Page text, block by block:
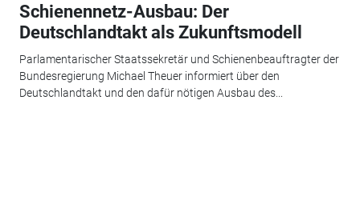
Schienennetz-Ausbau: Der
Deutschlandtakt als Zukunftsmodell
Parlamentarischer Staatssekretär und Schienenbeauftragter der
Bundesregierung Michael Theuer informiert über den
Deutschlandtakt und den dafür nötigen Ausbau des...